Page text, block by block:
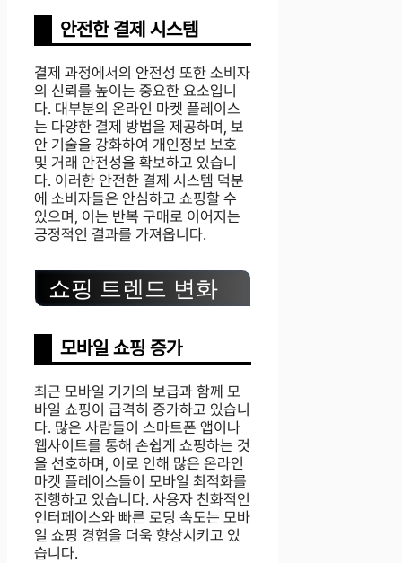
안전한 결제 시스템
결제 과정에서의 안전성 또한 소비자
의 신뢰를 높이는 중요한 요소입니
다. 대부분의 온라인 마켓 플레이스
는 다양한 결제 방법을 제공하며, 보
안 기술을 강화하여 개인정보 보호
및 거래 안전성을 확보하고 있습니
다. 이러한 안전한 결제 시스템 덕분
에 소비자들은 안심하고 쇼핑할 수
있으며, 이는 반복 구매로 이어지는
긍정적인 결과를 가져옵니다.
쇼핑 트렌드 변화
모바일 쇼핑 증가
최근 모바일 기기의 보급과 함께 모
바일 쇼핑이 급격히 증가하고 있습니
다. 많은 사람들이 스마트폰 앱이나
웹사이트를 통해 손쉽게 쇼핑하는 것
을 선호하며, 이로 인해 많은 온라인
마켓 플레이스들이 모바일 최적화를
진행하고 있습니다. 사용자 친화적인
인터페이스와 빠른 로딩 속도는 모바
일 쇼핑 경험을 더욱 향상시키고 있
습니다.